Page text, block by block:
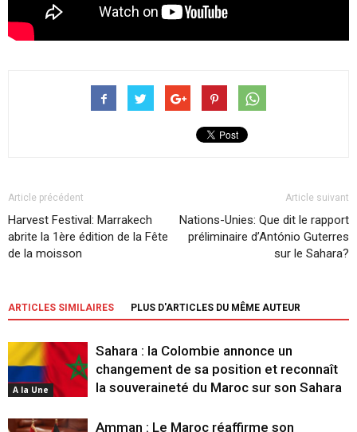
Article précédent
Harvest Festival: Marrakech
abrite la 1ère édition de la Fête
de la moisson
Article suivant
Nations-Unies: Que dit le rapport
préliminaire d’António Guterres
sur le Sahara?
ARTICLES SIMILAIRES PLUS D'ARTICLES DU MÊME AUTEUR
A la Une
Sahara : la Colombie annonce un
changement de sa position et reconnaît
la souveraineté du Maroc sur son Sahara
Amman : Le Maroc réaffirme son